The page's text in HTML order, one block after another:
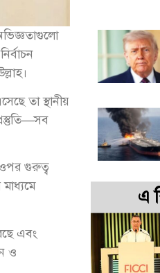
তা স্থানীয়
ওপর গুরুত্ব
এবং
ও
এ